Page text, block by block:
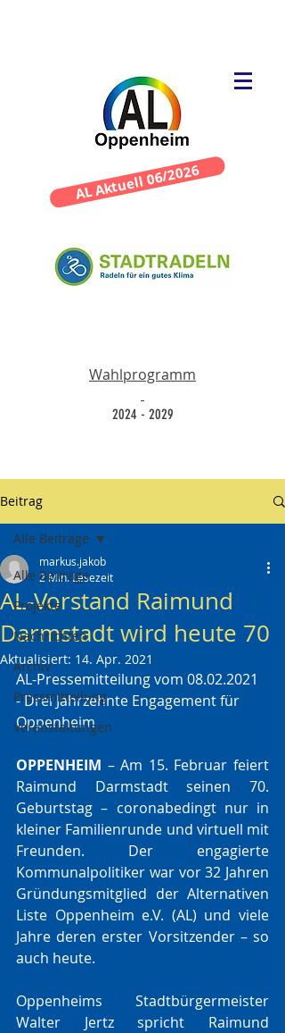
AL Aktuell 06/2026
Wahlprogramm
2024 - 2029
Beitrag
Alle Beiträge
Projekte
Nachrichten
Archiv
Pressmitteilung
Veranstaltungen
Alle Beiträge
AL-Vorstand Raimund
Darmstadt wird heute 70
markus.jakob
2 Min. Lesezeit
Aktualisiert: 14. Apr. 2021
AL-Pressemitteilung vom 08.02.2021
- Drei Jahrzehnte Engagement für
Oppenheim
OPPENHEIM – Am 15. Februar feiert
Raimund Darmstadt seinen 70.
Geburtstag – coronabedingt nur in
kleiner Familienrunde und virtuell mit
Freunden. Der engagierte
Kommunalpolitiker war vor 32 Jahren
Gründungsmitglied der Alternativen
Liste Oppenheim e.V. (AL) und viele
Jahre deren erster Vorsitzender – so
auch heute.
Oppenheims Stadtbürgermeister
Walter Jertz spricht Raimund